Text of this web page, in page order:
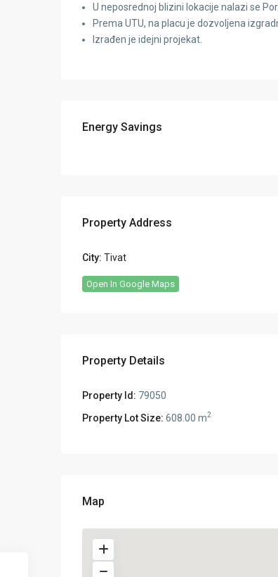
U neposrednoj blizini lokacije nalazi se
Prema UTU, na placu je dozvoljena
Izrađen je idejni projekat.
Energy Savings
Property Address
City: Tivat
Open In Google Maps
Property Details
Property Id: 79050
Property Lot Size: 608.00 m2
Map